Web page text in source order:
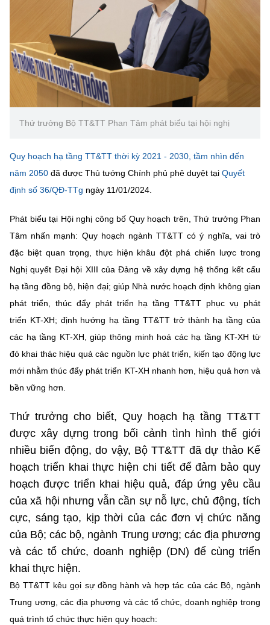
Tiêu chuẩn, đo lường, chất lượng
Năng lượng nguyên tử
Tin tổng hợp
Tin địa phương
Đổi mới sáng tạo
Chuyển đổi số
Bưu chính, Viễn thông
Sở hữu trí tuệ
Tiêu chuẩn, đo lường, chất lượng
Năng lượng nguyên tử
THƯ ĐIỆN TỬ
Videos
Infographic
Ảnh
Nhiệm vụ trọng tâm
Chọn ngôn ngữ
BỘ KHOA HỌC VÀ CÔNG NGHỆ
MINISTRY OF SCIENCE AND TECHNOLOGY
Điều khoản sử dụng Theo dõi MST: Góp ý
Cơ quan chủ quản: Bộ Khoa học và Công nghệ (MST)
Chịu trách nhiệm nội dung: Nguyễn Thị Hải Hằng
Giám đốc Trung tâm Truyền thông Khoa học và Công nghệ.
Liên hệ
Điện thoại: 024 3936 9506
Email:
stc@mst.gov.vn
©2026 Bản quyền thuộc Bộ Khoa Học và Công Nghệ
(Ghi rõ nguồn "https://mst.gov.vn" khi phát hành lại thông tin từ
website này)
Thứ trưởng Bộ TT&TT Phan Tâm phát biểu tại hội nghị
Quy hoạch hạ tầng TT&TT thời kỳ 2021 - 2030, tầm nhìn đến
năm 2050 đã được Thủ tướng Chính phủ phê duyệt tại Quyết
định số 36/QĐ-TTg ngày 11/01/2024.
Phát biểu tại Hội nghị công bố Quy hoạch trên, Thứ trưởng Phan
Tâm nhấn mạnh: Quy hoạch ngành TT&TT có ý nghĩa, vai trò
đặc biệt quan trọng, thực hiện khâu đột phá chiến lược trong
Nghị quyết Đại hội XIII của Đảng về xây dựng hệ thống kết cấu
hạ tầng đồng bộ, hiện đại; giúp Nhà nước hoạch định không gian
phát triển, thúc đẩy phát triển hạ tầng TT&TT phục vụ phát
triển KT-XH; định hướng hạ tầng TT&TT trở thành hạ tầng của
các hạ tầng KT-XH, giúp thông minh hoá các hạ tầng KT-XH từ
đó khai thác hiệu quả các nguồn lực phát triển, kiến tạo động lực
mới nhằm thúc đẩy phát triển KT-XH nhanh hơn, hiệu quả hơn và
bền vững hơn.
Thứ trưởng cho biết, Quy hoạch hạ tầng TT&TT
được xây dựng trong bối cảnh tình hình thế giới
nhiều biến động, do vậy, Bộ TT&TT đã dự thảo Kế
hoạch triển khai thực hiện chi tiết để đảm bảo quy
hoạch được triển khai hiệu quả, đáp ứng yêu cầu
của xã hội nhưng vẫn cần sự nỗ lực, chủ động, tích
cực, sáng tạo, kịp thời của các đơn vị chức năng
của Bộ; các bộ, ngành Trung ương; các địa phương
và các tổ chức, doanh nghiệp (DN) để cùng triển
khai thực hiện.
Bộ TT&TT kêu gọi sự đồng hành và hợp tác của các Bộ, ngành
Trung ương, các địa phương và các tổ chức, doanh nghiệp trong
quá trình tổ chức thực hiện quy hoạch: